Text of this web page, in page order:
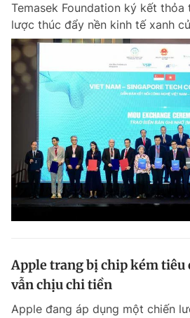
Temasek Foundation ký kết thỏa
lược thúc đẩy nền kinh tế xanh
Apple trang bị chip kém tiêu
vẫn chịu chi tiền
Apple đang áp dụng một chiến